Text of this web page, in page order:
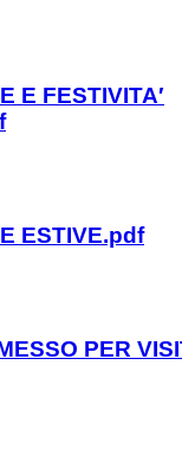
E FESTIVITA′
ESTIVE.pdf
PER